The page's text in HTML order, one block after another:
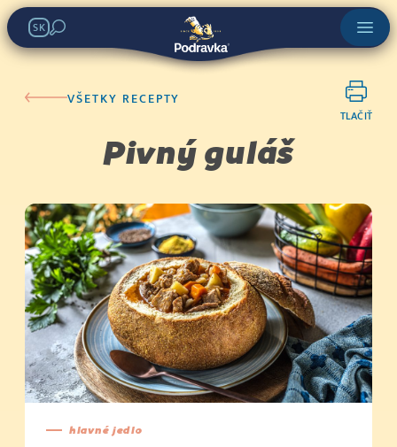
SK
VŠETKY RECEPTY
TLAČIŤ
Pivný guláš
hlavné jedlo